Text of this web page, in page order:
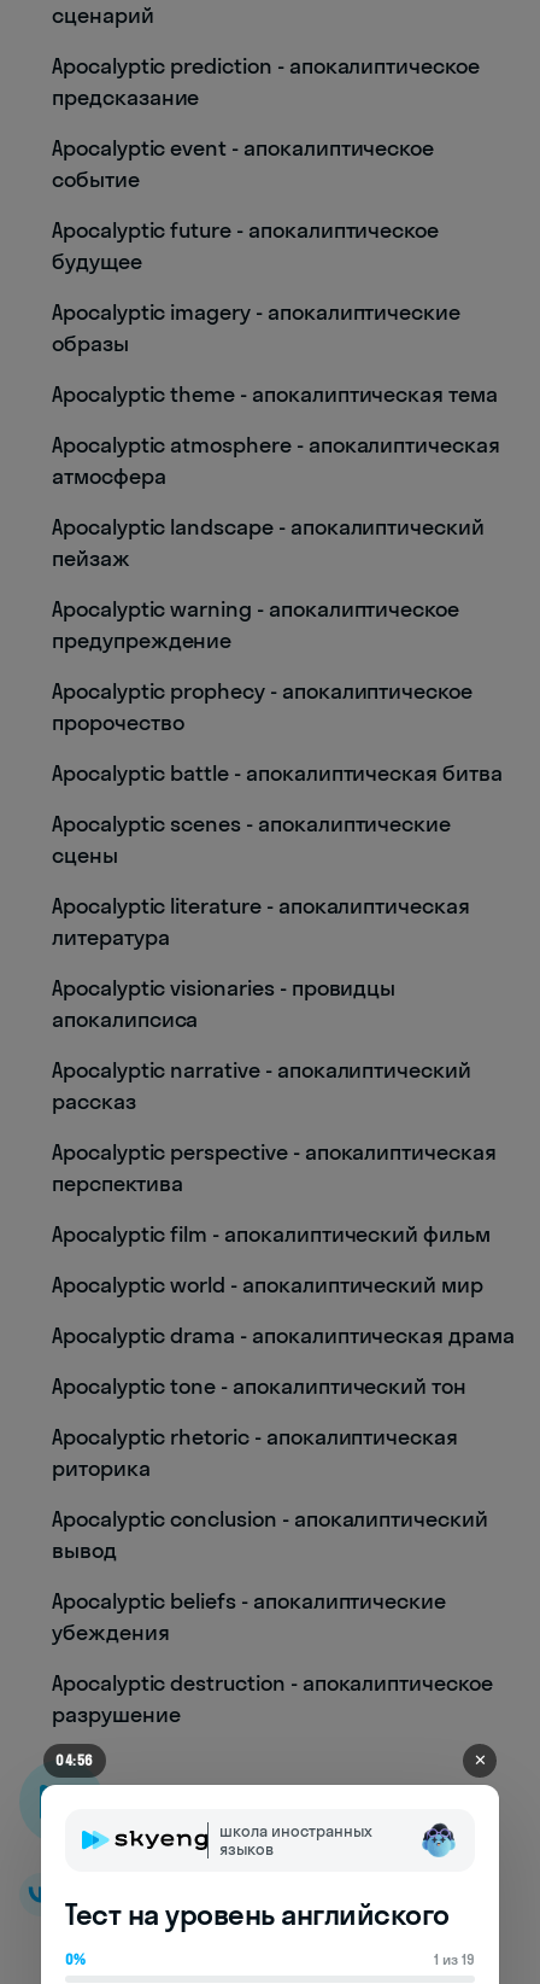
сценарий
Apocalyptic prediction - апокалиптическое
предсказание
Apocalyptic event - апокалиптическое
событие
Apocalyptic future - апокалиптическое
будущее
Apocalyptic imagery - апокалиптические
образы
Apocalyptic theme - апокалиптическая тема
Apocalyptic atmosphere - апокалиптическая
атмосфера
Apocalyptic landscape - апокалиптический
пейзаж
Apocalyptic warning - апокалиптическое
предупреждение
Apocalyptic prophecy - апокалиптическое
пророчество
Apocalyptic battle - апокалиптическая битва
Apocalyptic scenes - апокалиптические
сцены
Apocalyptic literature - апокалиптическая
литература
Apocalyptic visionaries - провидцы
апокалипсиса
Apocalyptic narrative - апокалиптический
рассказ
Apocalyptic perspective - апокалиптическая
перспектива
Apocalyptic film - апокалиптический фильм
Apocalyptic world - апокалиптический мир
Apocalyptic drama - апокалиптическая драма
Apocalyptic tone - апокалиптический тон
Apocalyptic rhetoric - апокалиптическая
риторика
Apocalyptic conclusion - апокалиптический
вывод
Apocalyptic beliefs - апокалиптические
убеждения
Apocalyptic destruction - апокалиптическое
разрушение
04:53 ✕
школа иностранных
языков
Тест на уровень английского
0% 1 из 19